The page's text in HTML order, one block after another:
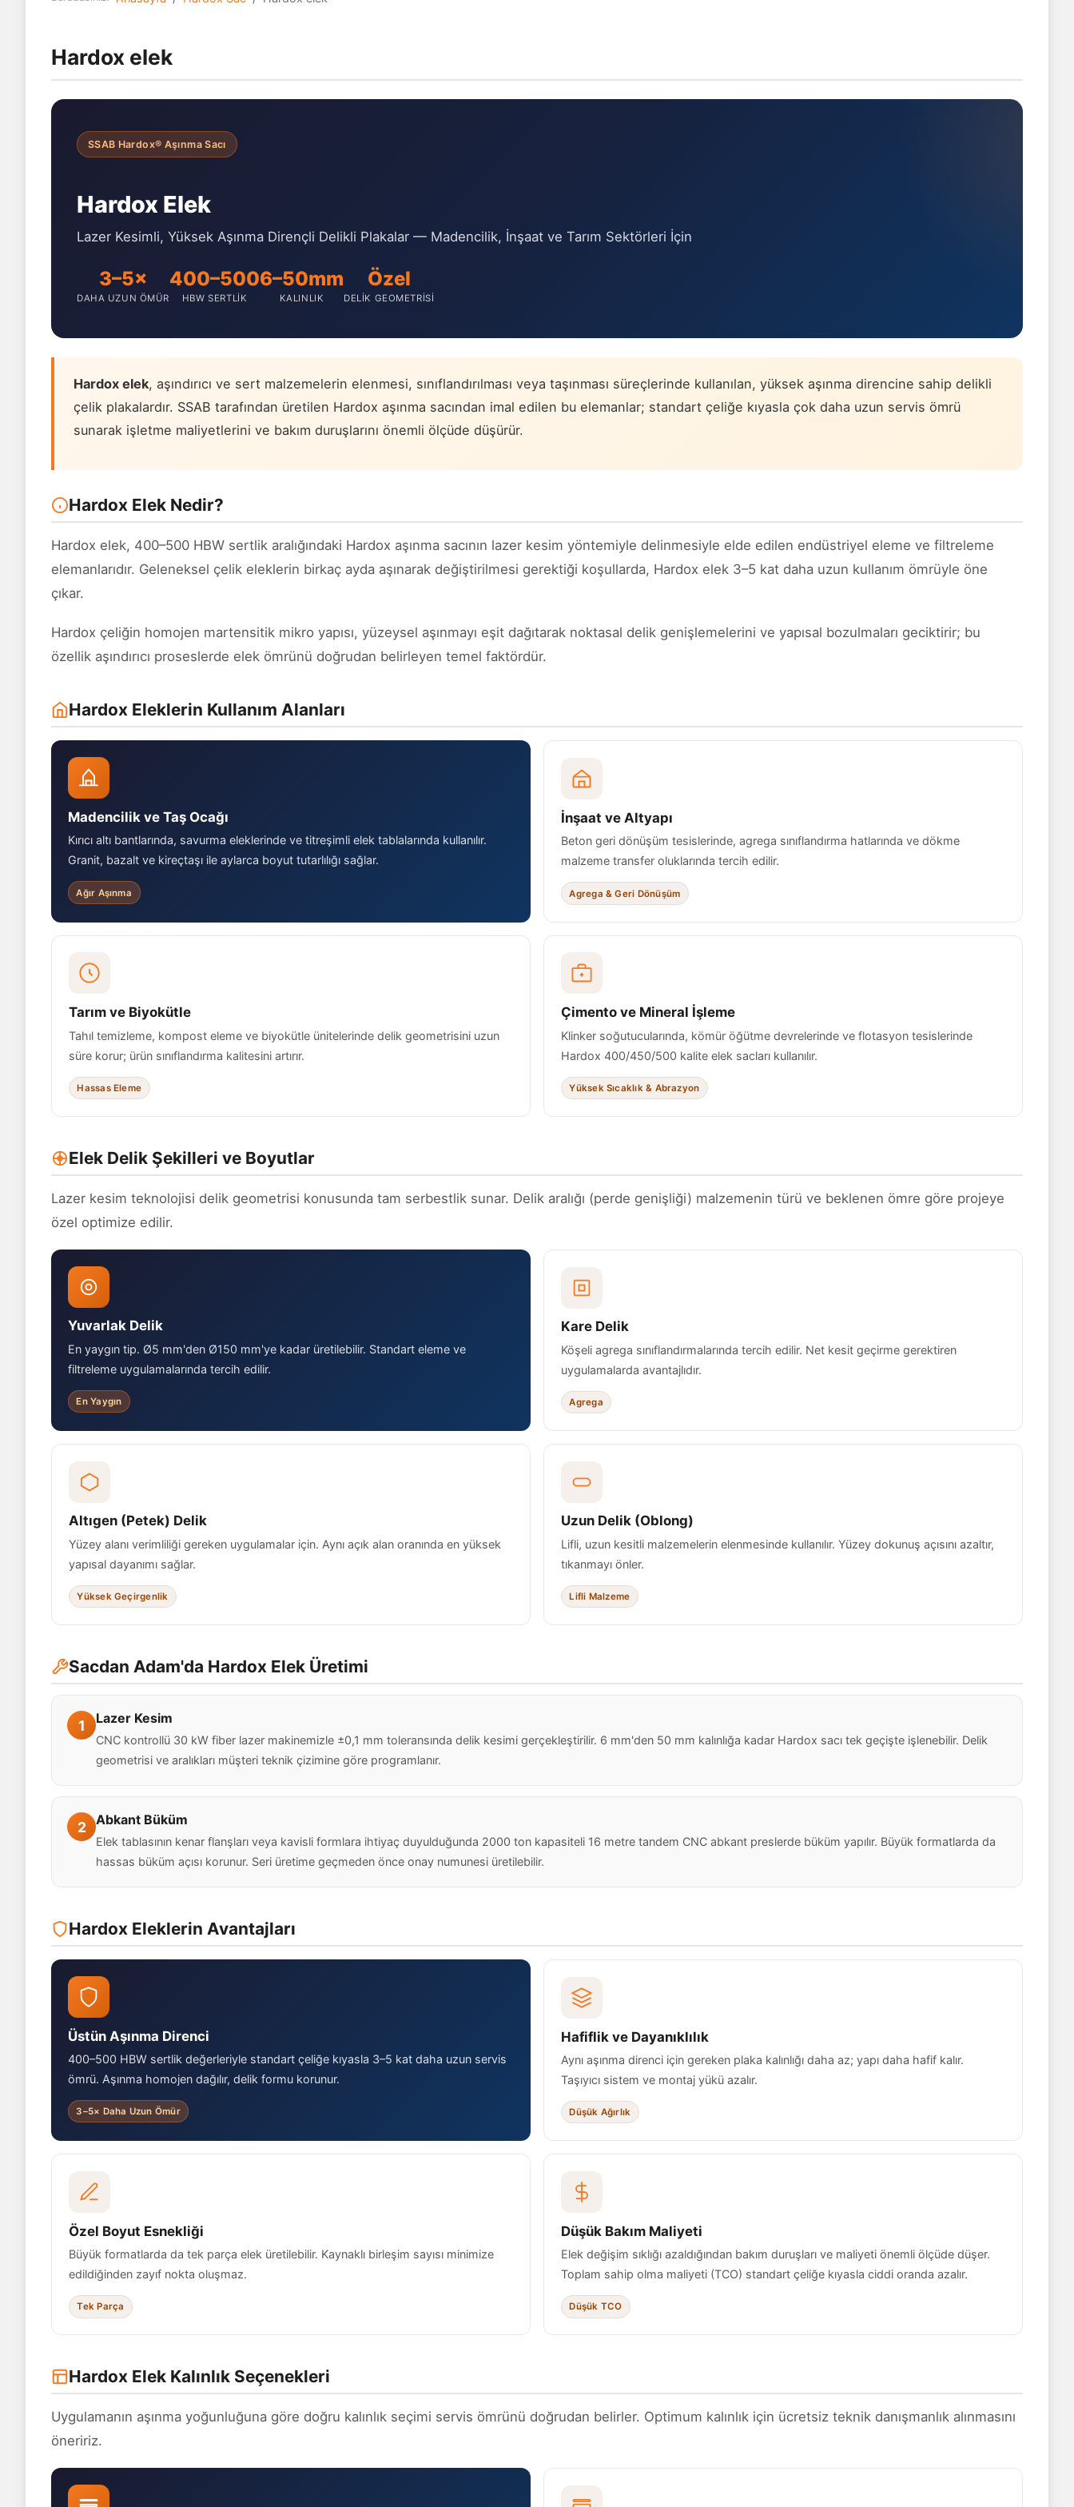
Hardox elek
SSAB Hardox® Aşınma Sacı
Hardox Elek
Lazer Kesimli, Yüksek Aşınma Dirençli Delikli Plakalar — Madencilik, İnşaat ve Tarım Sektörleri İçin
3–5×
DAHA UZUN ÖMÜR
400–500
HBW SERTLIK
6–50mm
KALINLIK
Özel
DELIK GEOMETRISI
Hardox elek, aşındırıcı ve sert malzemelerin elenmesi, sınıflandırılması veya taşınması süreçlerinde kullanılan, yüksek aşınma direncine sahip delikli
çelik plakalardır. SSAB tarafından üretilen Hardox aşınma sacından imal edilen bu elemanlar; standart çeliğe kıyasla çok daha uzun servis ömrü
sunarak işletme maliyetlerini ve bakım duruşlarını önemli ölçüde düşürür.
Hardox Elek Nedir?
Hardox elek, 400–500 HBW sertlik aralığındaki Hardox aşınma sacının lazer kesim yöntemiyle delinmesiyle elde edilen endüstriyel eleme ve filtreleme
elemanlarıdır. Geleneksel çelik eleklerin birkaç ayda aşınarak değiştirilmesi gerektiği koşullarda, Hardox elek 3–5 kat daha uzun kullanım ömrüyle öne
çıkar.
Hardox çeliğin homojen martensitik mikro yapısı, yüzeysel aşınmayı eşit dağıtarak noktasal delik genişlemelerini ve yapısal bozulmaları geciktirir; bu
özellik aşındırıcı proseslerde elek ömrünü doğrudan belirleyen temel faktördür.
Hardox Eleklerin Kullanım Alanları
Madencilik ve Taş Ocağı
Kırıcı altı bantlarında, savurma eleklerinde ve titreşimli elek tablalarında kullanılır.
Granit, bazalt ve kireçtaşı ile aylarca boyut tutarlılığı sağlar.
Ağır Aşınma
İnşaat ve Altyapı
Beton geri dönüşüm tesislerinde, agrega sınıflandırma hatlarında ve dökme
malzeme transfer oluklarında tercih edilir.
Agrega & Geri Dönüşüm
Tarım ve Biyokütle
Tahıl temizleme, kompost eleme ve biyokütle ünitelerinde delik geometrisini uzun
süre korur; ürün sınıflandırma kalitesini artırır.
Hassas Eleme
Çimento ve Mineral İşleme
Klinker soğutucularında, kömür öğütme devrelerinde ve flotasyon tesislerinde
Hardox 400/450/500 kalite elek sacları kullanılır.
Yüksek Sıcaklık & Abrazyon
Elek Delik Şekilleri ve Boyutlar
Lazer kesim teknolojisi delik geometrisi konusunda tam serbestlik sunar. Delik aralığı (perde genişliği) malzemenin türü ve beklenen ömre göre projeye
özel optimize edilir.
Yuvarlak Delik
En yaygın tip. Ø5 mm'den Ø150 mm'ye kadar üretilebilir. Standart eleme ve
filtreleme uygulamalarında tercih edilir.
En Yaygın
Kare Delik
Köşeli agrega sınıflandırmalarında tercih edilir. Net kesit geçirme gerektiren
uygulamalarda avantajlıdır.
Agrega
Altıgen (Petek) Delik
Yüzey alanı verimliliği gereken uygulamalar için. Aynı açık alan oranında en yüksek
yapısal dayanımı sağlar.
Yüksek Geçirgenlik
Uzun Delik (Oblong)
Lifli, uzun kesitli malzemelerin elenmesinde kullanılır. Yüzey dokunuş açısını azaltır,
tıkanmayı önler.
Lifli Malzeme
Sacdan Adam'da Hardox Elek Üretimi
1 Lazer Kesim
CNC kontrollü 30 kW fiber lazer makinemizle ±0,1 mm toleransında delik kesimi gerçekleştirilir. 6 mm'den 50 mm kalınlığa kadar Hardox sacı tek geçişte işlenebilir. Delik
geometrisi ve aralıkları müşteri teknik çizimine göre programlanır.
2 Abkant Büküm
Elek tablasının kenar flanşları veya kavisli formlara ihtiyaç duyulduğunda 2000 ton kapasiteli 16 metre tandem CNC abkant preslerde büküm yapılır. Büyük formatlarda da
hassas büküm açısı korunur. Seri üretime geçmeden önce onay numunesi üretilebilir.
Hardox Eleklerin Avantajları
Üstün Aşınma Direnci
400–500 HBW sertlik değerleriyle standart çeliğe kıyasla 3–5 kat daha uzun servis
ömrü. Aşınma homojen dağılır, delik formu korunur.
3–5× Daha Uzun Ömür
Hafiflik ve Dayanıklılık
Aynı aşınma direnci için gereken plaka kalınlığı daha az; yapı daha hafif kalır.
Taşıyıcı sistem ve montaj yükü azalır.
Düşük Ağırlık
Özel Boyut Esnekliği
Büyük formatlarda da tek parça elek üretilebilir. Kaynaklı birleşim sayısı minimize
edildiğinden zayıf nokta oluşmaz.
Tek Parça
Düşük Bakım Maliyeti
Elek değişim sıklığı azaldığından bakım duruşları ve maliyeti önemli ölçüde düşer.
Toplam sahip olma maliyeti (TCO) standart çeliğe kıyasla ciddi oranda azalır.
Düşük TCO
Hardox Elek Kalınlık Seçenekleri
Uygulamanın aşınma yoğunluğuna göre doğru kalınlık seçimi servis ömrünü doğrudan belirler. Optimum kalınlık için ücretsiz teknik danışmanlık alınmasını
öneririz.